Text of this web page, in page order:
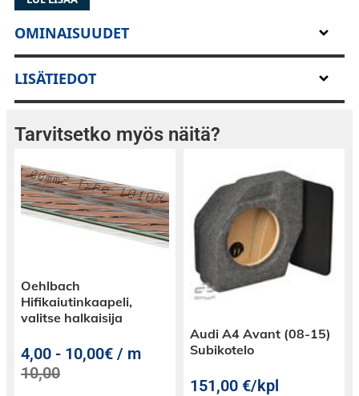
OMINAISUUDET
LISÄTIEDOT
Tarvitsetko myös näitä?
Oehlbach
Hifikaiutinkaapeli,
valitse halkaisija
4,00 - 10,00€ / m
10,00
Audi A4 Avant (08-15)
Subikotelo
151,00€/kpl